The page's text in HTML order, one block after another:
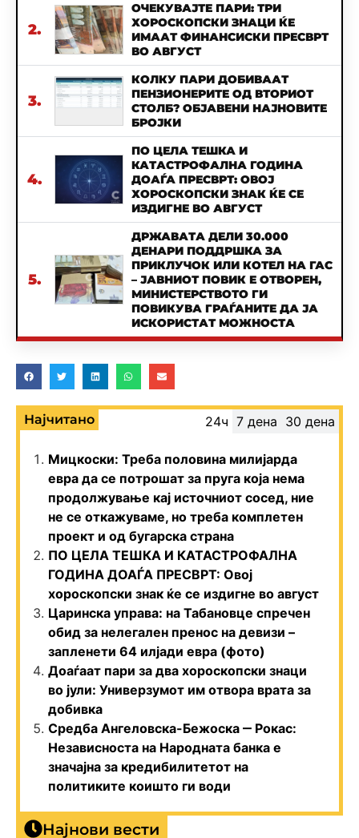
2.
ОЧЕКУВАЈТЕ ПАРИ: ТРИ
ХОРОСКОПСКИ ЗНАЦИ ЌЕ
ИМААТ ФИНАНСИСКИ ПРЕСВРТ
ВО АВГУСТ
3.
КОЛКУ ПАРИ ДОБИВААТ
ПЕНЗИОНЕРИТЕ ОД ВТОРИОТ
СТОЛБ? ОБЈАВЕНИ НАЈНОВИТЕ
БРОЈКИ
4.
ПО ЦЕЛА ТЕШКА И
КАТАСТРОФАЛНА ГОДИНА
ДОАЃА ПРЕСВРТ: ОВОЈ
ХОРОСКОПСКИ ЗНАК ЌЕ СЕ
ИЗДИГНЕ ВО АВГУСТ
5.
ДРЖАВАТА ДЕЛИ 30.000
ДЕНАРИ ПОДДРШКА ЗА
ПРИКЛУЧОК ИЛИ КОТЕЛ НА ГАС
– ЈАВНИОТ ПОВИК Е ОТВОРЕН,
МИНИСТЕРСТВОТО ГИ
ПОВИКУВА ГРАЃАНИТЕ ДА ЈА
ИСКОРИСТАТ МОЖНОСТА
Најчитано 24ч 7 дена 30 дена
Мицкоски: Треба половина милијарда
евра да се потрошат за пруга која нема
продолжување кај источниот сосед, ние
не се откажуваме, но треба комплетен
проект и од бугарска страна
ПО ЦЕЛА ТЕШКА И КАТАСТРОФАЛНА
ГОДИНА ДОАЃА ПРЕСВРТ: Овој
хороскопски знак ќе се издигне во август
Царинска управа: на Табановце спречен
обид за нелегален пренос на девизи –
запленети 64 илјади евра (фото)
Доаѓаат пари за два хороскопски знаци
во јули: Универзумот им отвора врата за
добивка
Средба Ангеловска-Бежоска ‒ Рокас:
Независноста на Народната банка е
значајна за кредибилитетот на
политиките коишто ги води
Најнови вести